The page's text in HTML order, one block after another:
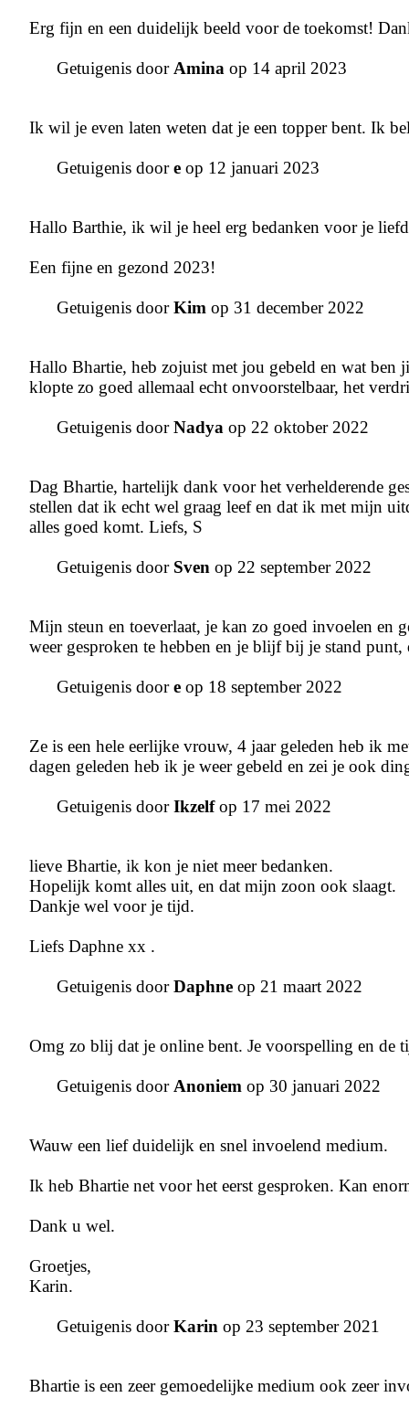
Erg fijn en een duidelijk beeld voor de toekomst!
Getuigenis doorAmina op 14 april 2023
Ik wil je even laten weten dat je een topper bent. Ik
Getuigenis doore op 12 januari 2023
Hallo Barthie, ik wil je heel erg bedanken voor je
Een fijne en gezond 2023!
Getuigenis doorKim op 31 december 2022
Hallo Bhartie, heb zojuist met jou gebeld en wat ben
klopte zo goed allemaal echt onvoorstelbaar, het
Getuigenis doorNadya op 22 oktober 2022
Dag Bhartie, hartelijk dank voor het verhelderende
stellen dat ik echt wel graag leef en dat ik met mijn
alles goed komt. Liefs, S
Getuigenis door Sven op 22 september 2022
Mijn steun en toeverlaat, je kan zo goed invoelen
weer gesproken te hebben en je blijf bij je stand punt,
Getuigenis doore op 18 september 2022
Ze is een hele eerlijke vrouw, 4 jaar geleden heb ik
dagen geleden heb ik je weer gebeld en zei je ook
Getuigenis doorIkzelfop 17 mei 2022
lieve Bhartie, ik kon je niet meer bedanken.
Hopelijk komt alles uit, en dat mijn zoon ook slaagt.
Dankje wel voor je tijd.
Liefs Daphne xx .
Getuigenis doorDaphne op 21 maart 2022
Omg zo blij dat je online bent. Je voorspelling en de
Getuigenis doorAnoniem op 30 januari 2022
Wauw een lief duidelijk en snel invoelend medium.
Ik heb Bhartie net voor het eerst gesproken. Kan
Dank u wel.
Groetjes,
Karin.
Getuigenis doorKarin op 23 september 2021
Bhartie is een zeer gemoedelijke medium ook zeer